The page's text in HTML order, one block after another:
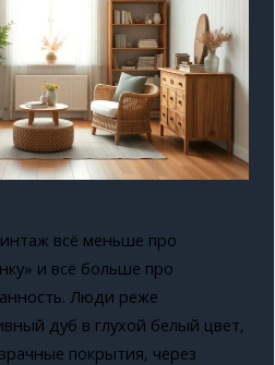
всё меньше про
и всё больше про
Люди реже
дуб в глухой белый цвет,
покрытия, через